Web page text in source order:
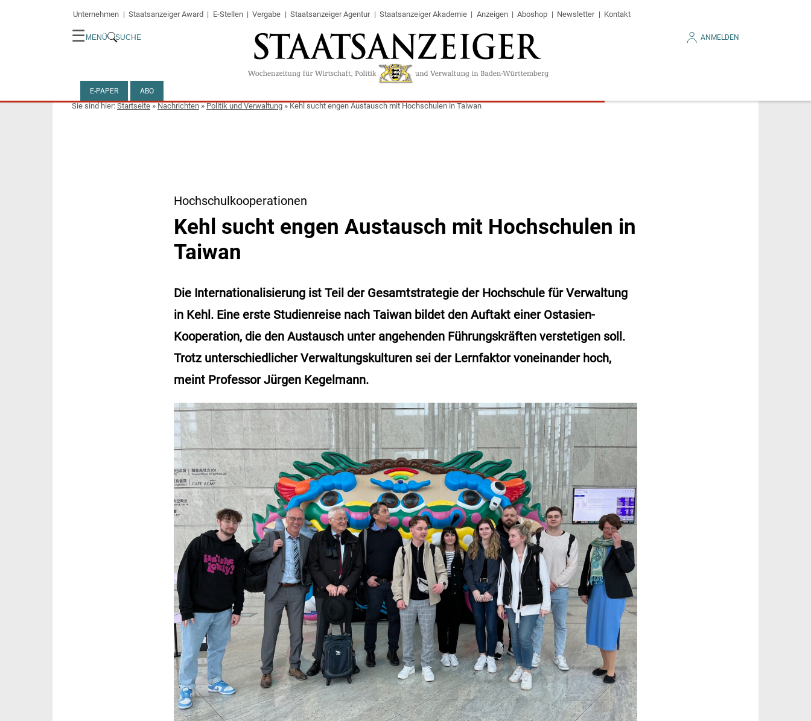
Unternehmen Staatsanzeiger Award E-Stellen Vergabe Staatsanzeiger Agentur Staatsanzeiger Akademie Anzeigen Aboshop Newsletter Kontakt
☰ MENÜ SUCHE ANMELDEN
E-PAPER ABO
Startseite»Nachrichten»Politik und Verwaltung»Kehl sucht engen Austausch mit Hochschulen in Taiwan
Hochschulkooperationen
Kehl sucht engen Austausch mit Hochschulen in
Taiwan
Die Internationalisierung ist Teil der Gesamtstrategie der Hochschule für Verwaltung
in Kehl. Eine erste Studienreise nach Taiwan bildet den Auftakt einer Ostasien-
Kooperation, die den Austausch unter angehenden Führungskräften verstetigen soll.
Trotz unterschiedlicher Verwaltungskulturen sei der Lernfaktor voneinander hoch,
meint Professor Jürgen Kegelmann.